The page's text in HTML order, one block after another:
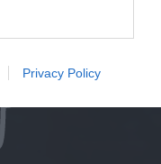
Privacy Policy